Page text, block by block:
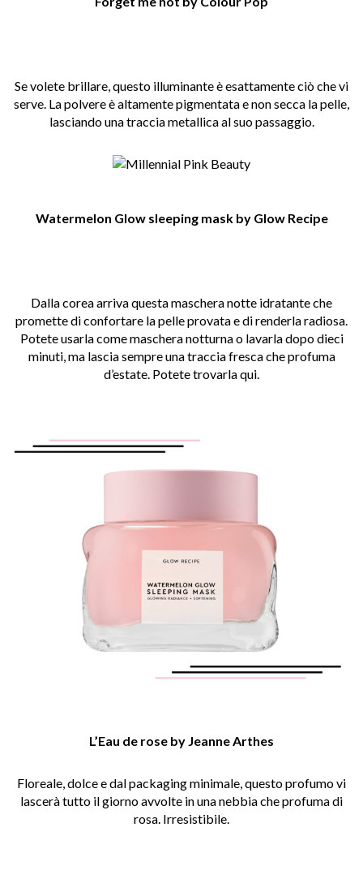
Se volete brillare, questo illuminante è esattamente ciò che vi
serve. La polvere è altamente pigmentata e non secca la pelle,
lasciando una traccia metallica al suo passaggio.
Watermelon Glow sleeping mask by Glow Recipe
Dalla corea arriva questa maschera notte idratante che
promette di confortare la pelle provata e di renderla radiosa.
Potete usarla come maschera notturna o lavarla dopo dieci
minuti, ma lascia sempre una traccia fresca che profuma
d’estate. Potete trovarlaqui.
L’Eau de rose by Jeanne Arthes
Floreale, dolce e dal packaging minimale, questo profumo vi
lascerà tutto il giorno avvolte in una nebbia che profuma di
rosa. Irresistibile.